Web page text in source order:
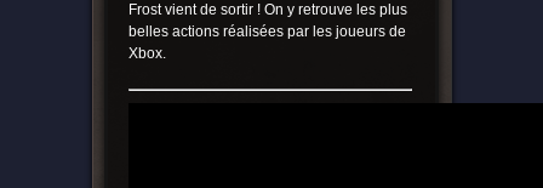
Frost vient de sortir ! On y retrouve les plus
belles actions réalisées par les joueurs de
Xbox.